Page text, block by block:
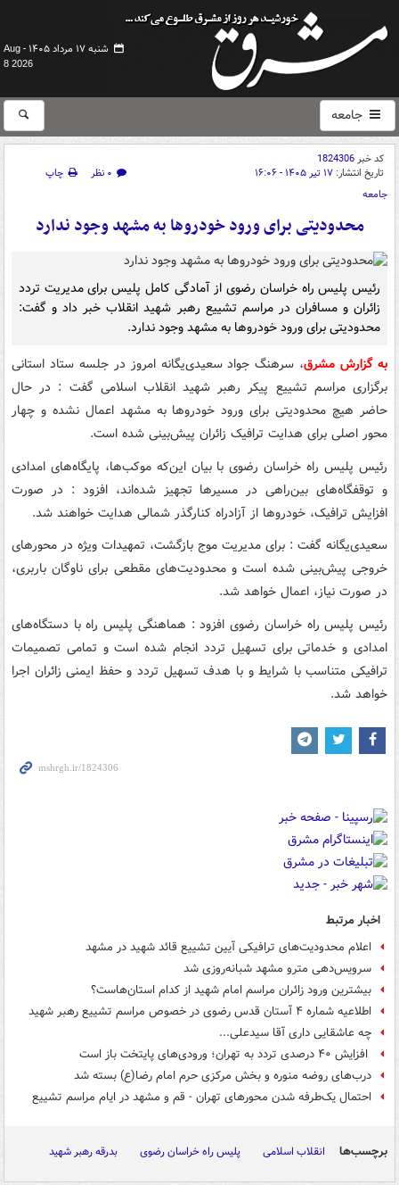
شنبه ۱۷ مرداد ۱۴۰۵ -
Aug
8 2026
جامعه
کد خبر1824306
تاریخ انتشار: ۱۷ تیر ۱۴۰۵ - ۱۶:۰۶ ۰ نظر
چاپ
جامعه
محدودیتی برای ورود خودروها به مشهد وجود ندارد
رئیس پلیس راه خراسان رضوی از آمادگی کامل پلیس برای مدیریت تردد
زائران و مسافران در مراسم تشییع رهبر شهید انقلاب خبر داد و گفت:
محدودیتی برای ورود خودروها به مشهد وجود ندارد.
به گزارش مشرق، سرهنگ جواد سعیدی‌یگانه امروز در جلسه ستاد استانی
برگزاری مراسم تشییع پیکر رهبر شهید انقلاب اسلامی گفت : در حال
حاضر هیچ محدودیتی برای ورود خودروها به مشهد اعمال نشده و چهار
محور اصلی برای هدایت ترافیک زائران پیش‌بینی شده است.
رئیس پلیس راه خراسان رضوی با بیان این‌که موکب‌ها، پایگاه‌های امدادی
و توقفگاه‌های بین‌راهی در مسیرها تجهیز شده‌اند، افزود : در صورت
افزایش ترافیک، خودروها از آزادراه کنارگذر شمالی هدایت خواهند شد.
سعیدی‌یگانه گفت : برای مدیریت موج بازگشت، تمهیدات ویژه در محورهای
خروجی پیش‌بینی شده است و محدودیت‌های مقطعی برای ناوگان باربری،
در صورت نیاز، اعمال خواهد شد.
رئیس پلیس راه خراسان رضوی افزود : هماهنگی پلیس راه با دستگاه‌های
امدادی و خدماتی برای تسهیل تردد انجام شده است و تمامی تصمیمات
ترافیکی متناسب با شرایط و با هدف تسهیل تردد و حفظ ایمنی زائران اجرا
خواهد شد.
اخبار مرتبط
اعلام محدودیت‌های ترافیکی آیین تشییع قائد شهید در مشهد
سرویس‌دهی مترو مشهد شبانه‌روزی شد
بیشترین ورود زائران مراسم امام شهید از کدام استان‌هاست؟
اطلاعیه شماره ۴ آستان قدس رضوی در خصوص مراسم تشییع رهبر شهید
چه عاشقایی داری آقا سیدعلی...
افزایش ۴۰ درصدی تردد به تهران؛ ورودی‌های پایتخت باز است
درب‌های روضه منوره و بخش مرکزی حرم امام رضا(ع) بسته شد
احتمال یک‌طرفه شدن محورهای تهران - قم و مشهد در ایام مراسم تشییع
برچسب‌ها انقلاب اسلامی پلیس راه خراسان رضوی بدرقه رهبر شهید